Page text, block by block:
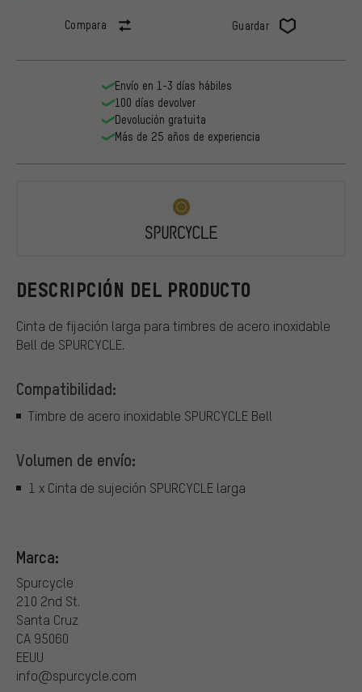
Compara Guardar
DESCRIPCIÓN DEL PRODUCTO
Cinta de fijación larga para timbres de acero inoxidable
Bell de SPURCYCLE.
Compatibilidad:
Timbre de acero inoxidable SPURCYCLE Bell
Volumen de envío:
1 x Cinta de sujeción SPURCYCLE larga
Marca:
Spurcycle
210 2nd St.
Santa Cruz
CA 95060
EEUU
info@spurcycle.com
Envío en 1-3 días hábiles
100 días devolver
Devolución gratuita
Más de 25 años de experiencia